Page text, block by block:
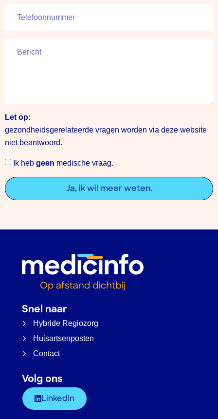
Let op:
gezondheidsgerelateerde vragen worden via deze website
niet beantwoord.
Ik heb geen medische vraag.
Ja, ik wil meer weten.
Snel naar
Hybride Regiozorg
Huisartsenposten
Contact
Volg ons
LinkedIn